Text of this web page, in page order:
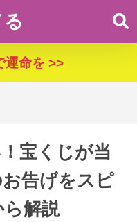
運命を >>
宝くじが当
告げをスピ
ら解説